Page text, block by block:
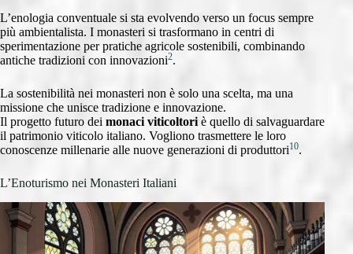
L’enologia conventuale si sta evolvendo verso un focus sempre
più ambientalista. I monasteri si trasformano in centri di
sperimentazione per pratiche agricole sostenibili, combinando
antiche tradizioni con innovazioni2.
La sostenibilità nei monasteri non è solo una scelta, ma una
missione che unisce tradizione e innovazione.
Il progetto futuro dei monaci viticoltori è quello di salvaguardare
il patrimonio viticolo italiano. Vogliono trasmettere le loro
conoscenze millenarie alle nuove generazioni di produttori10.
L’Enoturismo nei Monasteri Italiani